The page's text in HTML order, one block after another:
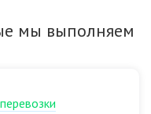
мы выполняем